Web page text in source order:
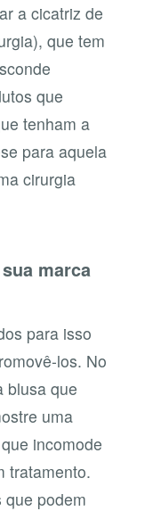
a cicatriz de
que tem
que
tenham a
para aquela
cirurgia
marca
para isso
los. No
blusa que
uma
incomode
tratamento.
que podem